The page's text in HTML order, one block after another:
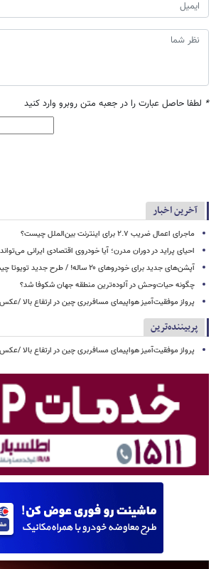
* لطفا حاصل عبارت را در جعبه متن روبرو وارد کنید
آخرین اخبار
ماجرای اعمال ضریب ۲.۷ برای اینترنت بین‌الملل چیست؟
احیای پراید در دوران مدرن؛ آیا خودروی اقتصادی ایرانی می‌تواند
آپشن‌های جدید برای خودروهای ۲۰ ساله! / طرح جدید تویوتا چیست؟
چگونه حیات‌وحش در آلوده‌ترین منطقه جهان شکوفا شد؟
پرواز موفقیت‌آمیز هواپیمای مسافربری چین در ارتفاع بالا /عکس
پربیننده‌ترین
پرواز موفقیت‌آمیز هواپیمای مسافربری چین در ارتفاع بالا /عکس